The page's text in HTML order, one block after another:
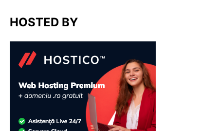
HOSTED BY